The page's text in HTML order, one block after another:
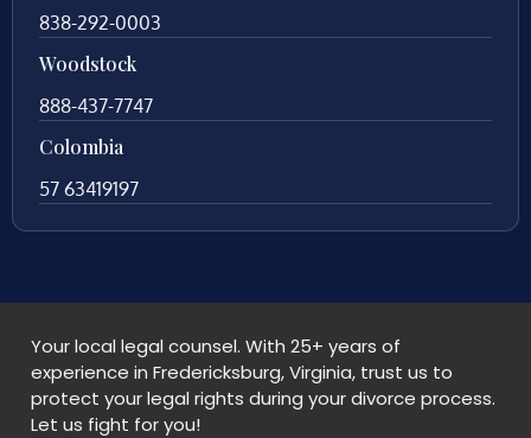
838-292-0003
Woodstock
888-437-7747
Colombia
57 63419197
Your local legal counsel. With 25+ years of
experience in Fredericksburg, Virginia, trust us to
protect your legal rights during your divorce process.
Let us fight for you!